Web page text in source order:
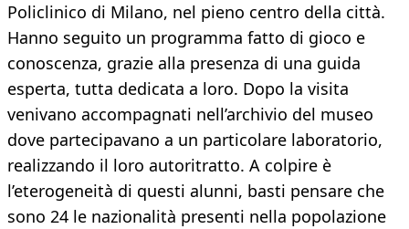
Policlinico di Milano, nel pieno centro della città.
Hanno seguito un programma fatto di gioco e
conoscenza, grazie alla presenza di una guida
esperta, tutta dedicata a loro. Dopo la visita
venivano accompagnati nell’archivio del museo
dove partecipavano a un particolare laboratorio,
realizzando il loro autoritratto. A colpire è
l’eterogeneità di questi alunni, basti pensare che
sono 24 le nazionalità presenti nella popolazione